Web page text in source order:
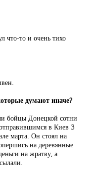
что-то и очень тихо
думают иначе?
бойцы Донецкой сотни
в Киев 3
марта. Он стоял на
на деревянные
на жратву, а